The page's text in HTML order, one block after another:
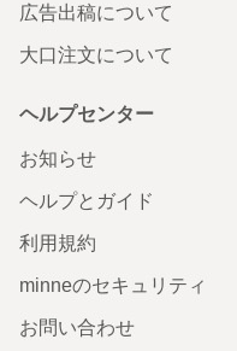
広告出稿について
大口注文について
ヘルプセンター
お知らせ
ヘルプとガイド
利用規約
minneのセキュリティ
お問い合わせ